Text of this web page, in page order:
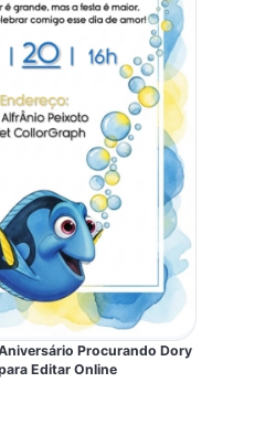
Procurando Dory
Editar Online